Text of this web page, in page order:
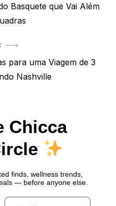
Basquete que Vai Além
para uma Viagem de 3
Nashville
Chicca
finds, wellness trends,
— before anyone else.
Email